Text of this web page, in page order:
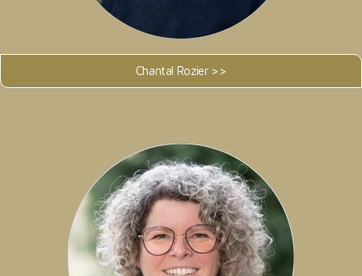
Chantal Rozier >>